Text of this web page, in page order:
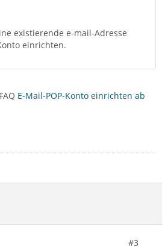
existierende e-mail-Adresse
einrichten.
E-Mail-POP-Konto einrichten ab
#3